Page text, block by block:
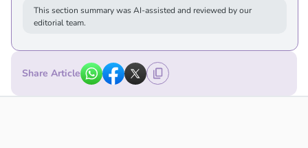
This section summary was AI-assisted and reviewed by our
editorial team.
Share Article